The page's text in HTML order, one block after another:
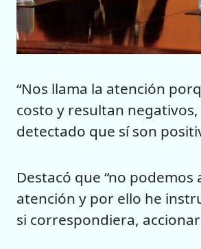
“Nos llama la atención
costo y resultan
detectado que sí son
Destacó que “no
atención y por ello he
si correspondiera,